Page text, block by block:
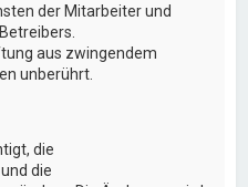
der Mitarbeiter und
aus zwingendem
unberührt.
die
die